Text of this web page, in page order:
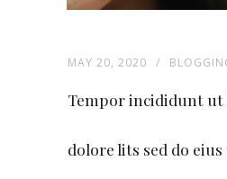
MAY 20, 2020
Tempor incididunt ut
dolore lits sed do eius